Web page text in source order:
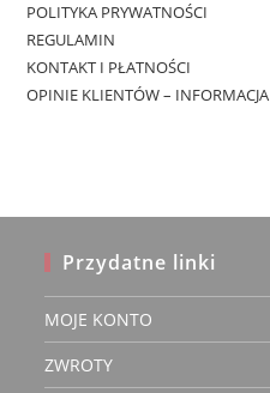
POLITYKA PRYWATNOŚCI
REGULAMIN
KONTAKT I PŁATNOŚCI
OPINIE KLIENTÓW – INFORMACJA
Przydatne linki
MOJE KONTO
ZWROTY